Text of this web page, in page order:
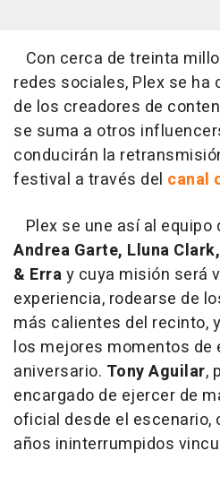
Con cerca de treinta
redes sociales, Plex se ha
de los creadores de
se suma a otros
conducirán la
festival a través del canal
Plex se une así al equipo
Andrea Garte, Lluna
& Erray cuya misión será
experiencia, rodearse de
más calientes del recinto,
los mejores momentos de
aniversario. Tony Aguilar,
encargado de ejercer de
oficial desde el escenario,
años ininterrumpidos